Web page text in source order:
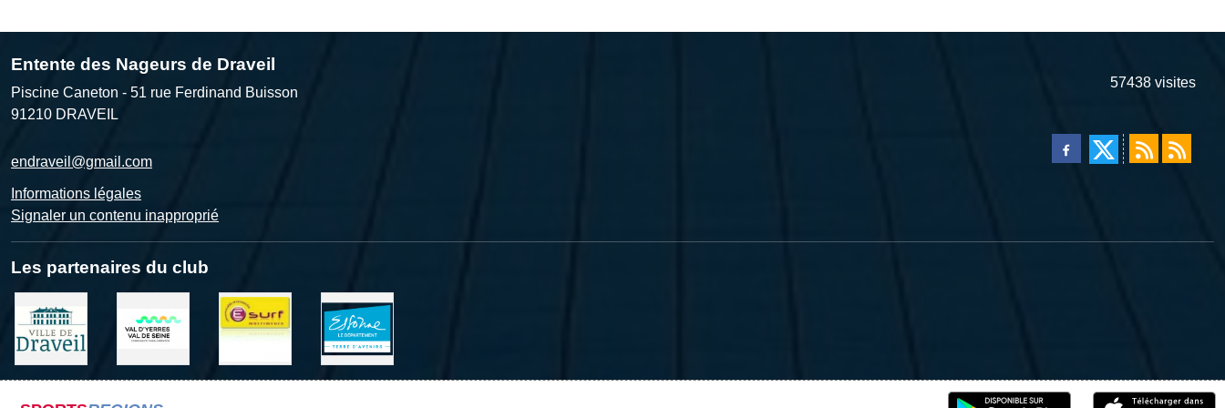
Entente des Nageurs de Draveil
Piscine Caneton - 51 rue Ferdinand Buisson
91210 DRAVEIL
endraveil@gmail.com
Informations légales
Signaler un contenu inapproprié
57438 visites
Les partenaires du club